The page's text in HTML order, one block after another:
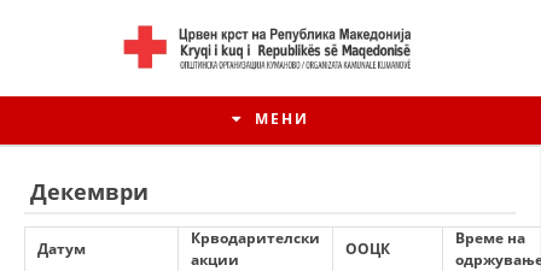
МЕНИ
Декември
Датум
Крводарителски
акции
ООЦК
Време на